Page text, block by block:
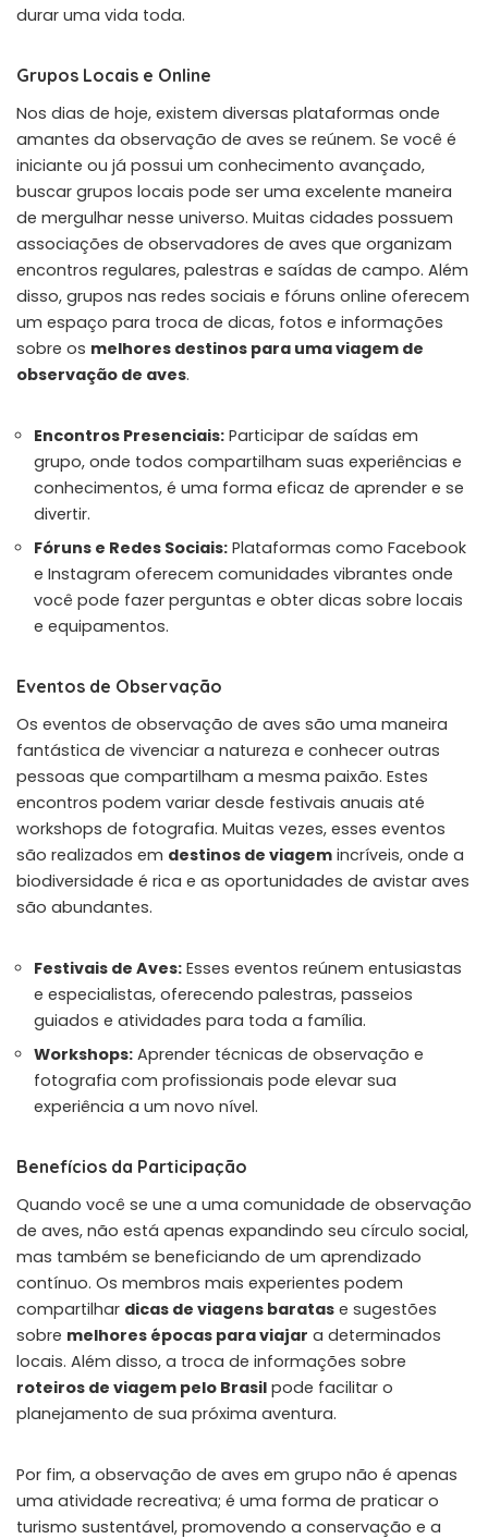
durar uma vida toda.
Grupos Locais e Online
Nos dias de hoje, existem diversas plataformas onde
amantes da observação de aves se reúnem. Se você é
iniciante ou já possui um conhecimento avançado,
buscar grupos locais pode ser uma excelente maneira
de mergulhar nesse universo. Muitas cidades possuem
associações de observadores de aves que organizam
encontros regulares, palestras e saídas de campo. Além
disso, grupos nas redes sociais e fóruns online oferecem
um espaço para troca de dicas, fotos e informações
sobre os melhores destinos para uma viagem de
observação de aves.
Encontros Presenciais: Participar de saídas em
grupo, onde todos compartilham suas experiências e
conhecimentos, é uma forma eficaz de aprender e se
divertir.
Fóruns e Redes Sociais: Plataformas como Facebook
e Instagram oferecem comunidades vibrantes onde
você pode fazer perguntas e obter dicas sobre locais
e equipamentos.
Eventos de Observação
Os eventos de observação de aves são uma maneira
fantástica de vivenciar a natureza e conhecer outras
pessoas que compartilham a mesma paixão. Estes
encontros podem variar desde festivais anuais até
workshops de fotografia. Muitas vezes, esses eventos
são realizados em destinos de viagem incríveis, onde a
biodiversidade é rica e as oportunidades de avistar aves
são abundantes.
Festivais de Aves: Esses eventos reúnem entusiastas
e especialistas, oferecendo palestras, passeios
guiados e atividades para toda a família.
Workshops: Aprender técnicas de observação e
fotografia com profissionais pode elevar sua
experiência a um novo nível.
Benefícios da Participação
Quando você se une a uma comunidade de observação
de aves, não está apenas expandindo seu círculo social,
mas também se beneficiando de um aprendizado
contínuo. Os membros mais experientes podem
compartilhar dicas de viagens baratas e sugestões
sobre melhores épocas para viajar a determinados
locais. Além disso, a troca de informações sobre
roteiros de viagem pelo Brasil pode facilitar o
planejamento de sua próxima aventura.
Por fim, a observação de aves em grupo não é apenas
uma atividade recreativa; é uma forma de praticar o
turismo sustentável, promovendo a conservação e a